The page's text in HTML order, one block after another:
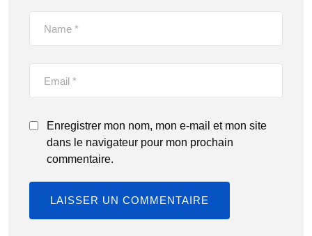
Enregistrer mon nom, mon e-mail et mon site
dans le navigateur pour mon prochain
commentaire.